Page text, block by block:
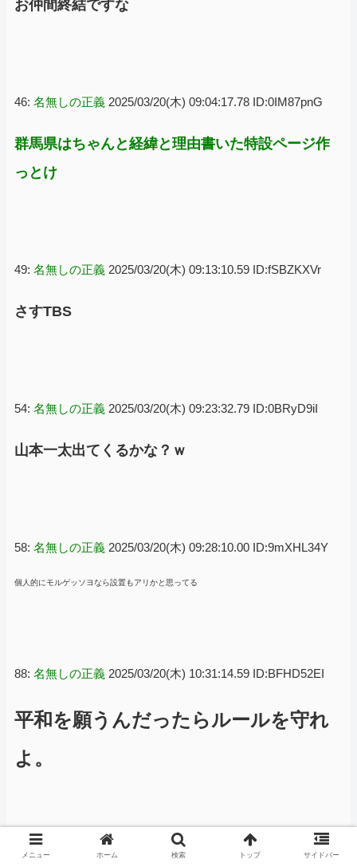
お仲間終結ですな
46: 名無しの正義 2025/03/20(木) 09:04:17.78 ID:0IM87pnG
群馬県はちゃんと経緯と理由書いた特設ページ作
っとけ
49: 名無しの正義 2025/03/20(木) 09:13:10.59 ID:fSBZKXVr
さすTBS
54: 名無しの正義 2025/03/20(木) 09:23:32.79 ID:0BRyD9iI
山本一太出てくるかな？ｗ
58: 名無しの正義 2025/03/20(木) 09:28:10.00 ID:9mXHL34Y
個人的にモルゲッソヨなら設置もアリかと思ってる
88: 名無しの正義 2025/03/20(木) 10:31:14.59 ID:BFHD52EI
平和を願うんだったらルールを守れ
よ。
101:名無しの正義 2025/03/20(木) 10:57:23.18 ID:nY0FojsM
メニュー ホーム 検索 トップ サイドバー